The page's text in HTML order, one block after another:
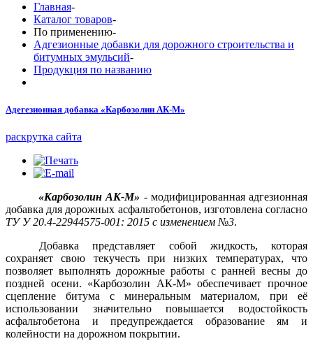
Главная-
Каталог товаров-
По применению-
Адгезионные добавки для дорожного строительства и
битумных эмульсий-
Продукция по названию
Адегезионная добавка «Карбозолин АК-М»
раскрутка сайта
«Карбозолин АК-М» - модифицированная адгезионная
добавка для дорожных асфальтобетонов, изготовлена согласно
ТУ У 20.4-22944575-001: 2015 с изменением №3.
Добавка представляет собой жидкость, которая
сохраняет свою текучесть при низких температурах, что
позволяет выполнять дорожные работы с ранней весны до
поздней осени. «Карбозолин АК-М» обеспечивает прочное
сцепление битума с минеральным материалом, при её
использовании значительно повышается водостойкость
асфальтобетона и предупреждается образование ям и
колейности на дорожном покрытии.